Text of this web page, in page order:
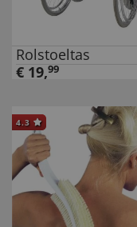
Rolstoeltas
€ 19,99
4.3